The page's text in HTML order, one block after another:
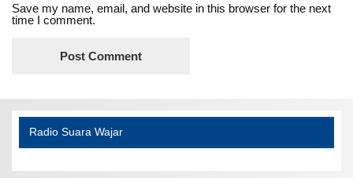
Save my name, email, and website in this browser for the next
time I comment.
Radio Suara Wajar